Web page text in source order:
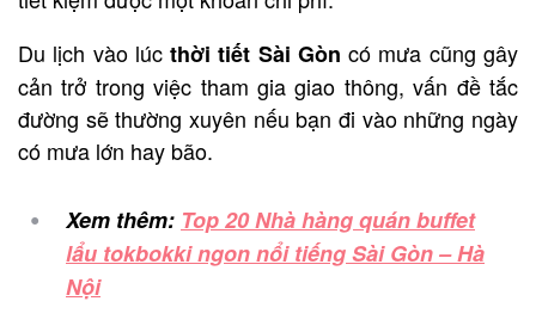
Du lịch vào lúcthời tiết Sài Gòn có mưa cũng gây
cản trở trong việc tham gia giao thông, vấn đề tắc
đường sẽ thường xuyên nếu bạn đi vào những ngày
có mưa lớn hay bão.
Xem thêm: Top 20 Nhà hàng quán buffet
lẩu tokbokki ngon nổi tiếng Sài Gòn – Hà
Nội